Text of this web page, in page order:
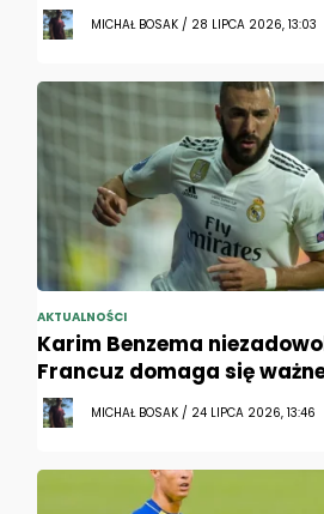
MICHAŁ BOSAK / 28 LIPCA 2026, 13:03
AKTUALNOŚCI
Karim Benzema
Francuz domaga się
MICHAŁ BOSAK / 24 LIPCA 2026, 13:46